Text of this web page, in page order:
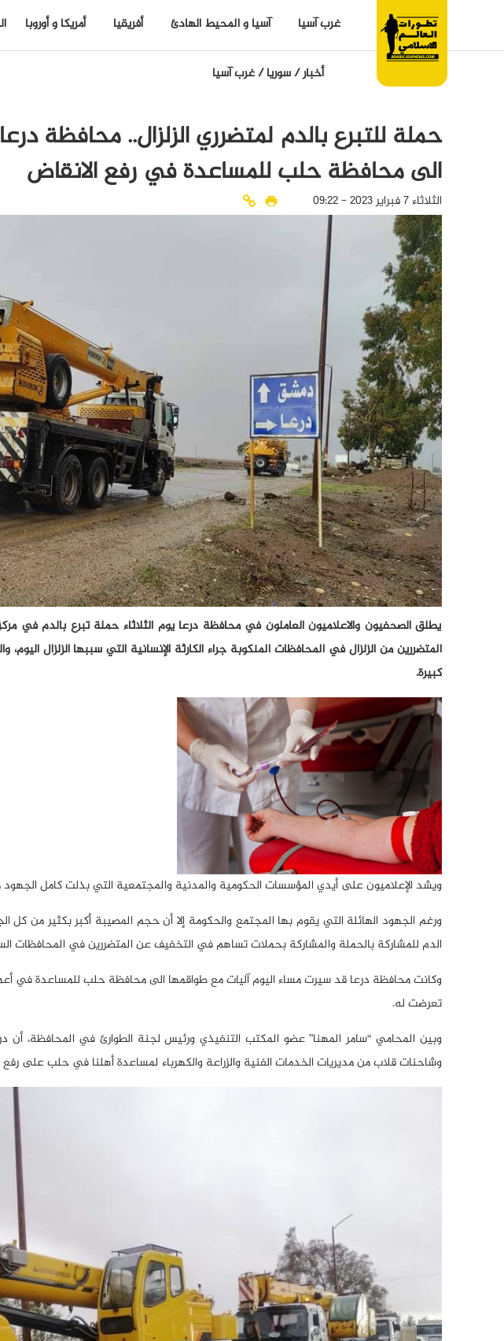
غرب آسيا آسيا و المحيط الهادئ أفريقيا أمريكا و أوروبا
أخبار/سوريا/غرب آسيا
حملة للتبرع بالدم لمتضرري الزلزال.. محافظة
الى محافظة حلب للمساعدة في رفع الانقاض
الثلاثاء 7 فبراير 2023 - 09:22
يطلق الصحفيون والاعلاميون العاملون في محافظة درعا يوم الثلاثاء حملة تبرع بالدم في
المتضررين من الزلزال في المحافظات المنكوبة جراء الكارثة الإنسانية التي سببها الزلزال
كبيرة.
ويشد الإعلاميون على أيدي المؤسسات الحكومية والمدنية والمجتمعية التي بذلت كامل
ورغم الجهود الهائلة التي يقوم بها المجتمع والحكومة إلا أن حجم المصيبة أكبر بكثير من كل
الدم للمشاركة بالحملة والمشاركة بحملات تساهم في التخفيف عن المتضررين في المحافظات
وكانت محافظة درعا قد سيرت مساء اليوم آليات مع طواقمها الى محافظة حلب للمساعدة في
تعرضت له.
وبين المحامي “سامر المهنا” عضو المكتب التنفيذي ورئيس لجنة الطوارئ في المحافظة،
وشاحنات قلاب من مديريات الخدمات الفنية والزراعة والكهرباء لمساعدة أهلنا في حلب على رفع